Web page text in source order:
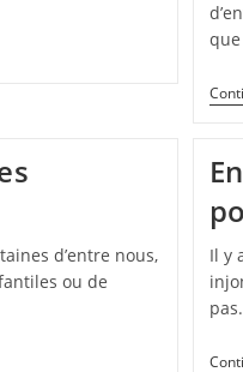
d’entre nous,
ou de
Il y